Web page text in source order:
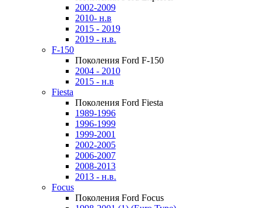
2002-2009
2010- н.в
2015 - 2019
2019 - н.в.
F-150
Поколения Ford F-150
2004 - 2010
2015 - н.в
Fiesta
Поколения Ford Fiesta
1989-1996
1996-1999
1999-2001
2002-2005
2006-2007
2008-2013
2013 - н.в.
Focus
Поколения Ford Focus